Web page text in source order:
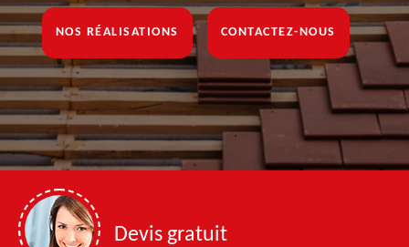
NOS RÉALISATIONS CONTACTEZ-NOUS
Devis gratuit